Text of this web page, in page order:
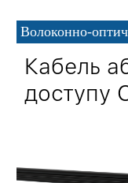
Волоконно-
Кабель